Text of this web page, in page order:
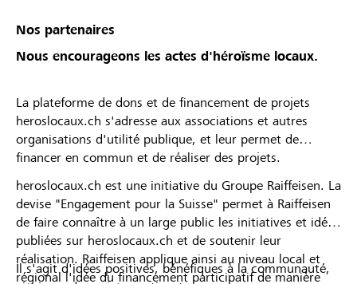
Nos partenaires
Nous encourageons les actes d'héroïsme locaux.
La plateforme de dons et de financement de projets
heroslocaux.ch s'adresse aux associations et autres
organisations d'utilité publique, et leur permet de
financer en commun et de réaliser des projets.
heroslocaux.ch est une initiative du Groupe Raiffeisen. La
devise "Engagement pour la Suisse" permet à Raiffeisen
de faire connaître à un large public les initiatives et idées
publiées sur heroslocaux.ch et de soutenir leur
réalisation. Raiffeisen applique ainsi au niveau local et
régional l'idée du financement participatif de manière
Il s'agit d'idées positives, bénéfiques à la communauté,